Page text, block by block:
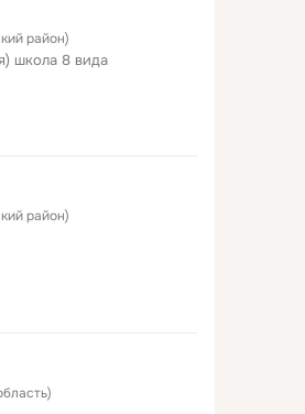
район)
школа 8 вида
район)